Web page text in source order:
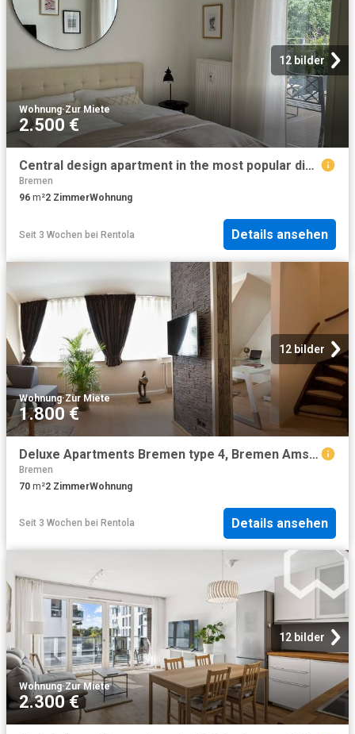
12 bilder
Wohnung·Zur Miete
2.500 €
Central design apartment in the most popular district, Bremen Amsterdam Apartments for Rent
Bremen
96 m²2 ZimmerWohnung
Seit 3 Wochen bei Rentola Details ansehen
12 bilder
Wohnung·Zur Miete
1.800 €
Deluxe Apartments Bremen type 4, Bremen Amsterdam Apartments for Rent
Bremen
70 m²2 ZimmerWohnung
Seit 3 Wochen bei Rentola Details ansehen
12 bilder
Wohnung·Zur Miete
2.300 €